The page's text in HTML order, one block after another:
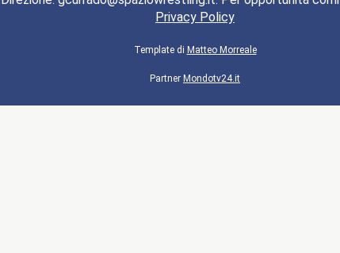
Privacy Policy
Template di Matteo Morreale
Partner Mondotv24.it